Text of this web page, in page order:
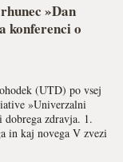
»Dan
konferenci o
(UTD) po vsej
»Univerzalni
zdravja. 1.
in kaj novega V zvezi